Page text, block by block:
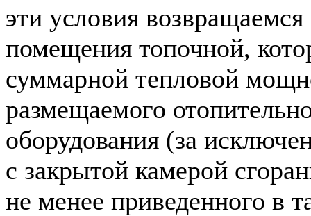
эти условия
помещения топочной,
суммарной тепловой
размещаемого
оборудования (за
с закрытой камерой
не менее приведенного в